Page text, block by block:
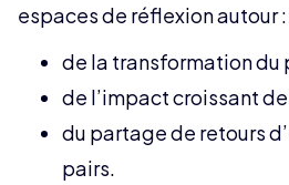
espaces de réflexion autour :
de la transformation
de l’impact croissant de
du partage de retours
pairs.